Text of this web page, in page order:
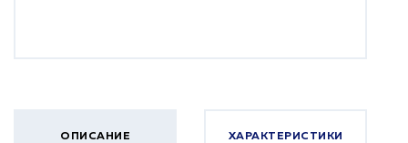
ОПИСАНИЕ ХАРАКТЕРИСТИКИ